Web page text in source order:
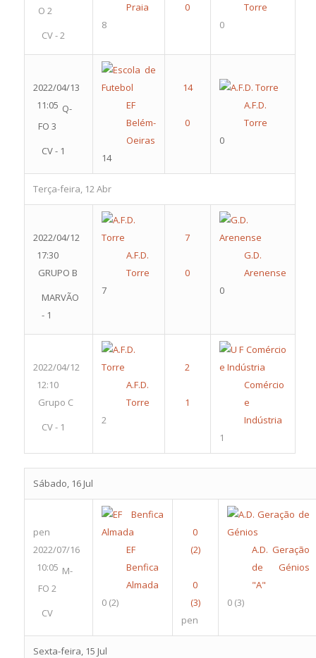
O 2
CV - 2
Praia
8
Torre
0
2022/04/13
11:05 Q-
FO 3
CV - 1
EF
Belém-
Oeiras
14
A.F.D.
Torre
0
Terça-feira, 12 Abr
2022/04/12
17:30
GRUPO B
MARVÃO
- 1
A.F.D.
Torre
7
G.D.
Arenense
0
2022/04/12
12:10
Grupo C
CV - 1
A.F.D.
Torre
2
Comércio
e
Indústria
1
Sábado, 16 Jul
pen
2022/07/16
10:05 M-
FO 2
CV
EF
Benfica
Almada
0 (2)
pen
A.D. Geração
de Génios
"A"
0 (3)
Sexta-feira, 15 Jul